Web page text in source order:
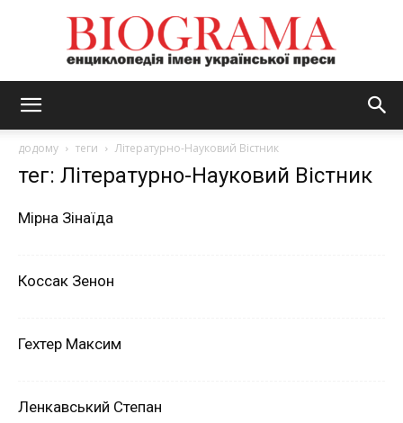
додому теги Літературно-Науковий Вістник
тег: Літературно-Науковий Вістник
Мірна Зінаїда
Коссак Зенон
Гехтер Максим
Ленкавський Степан